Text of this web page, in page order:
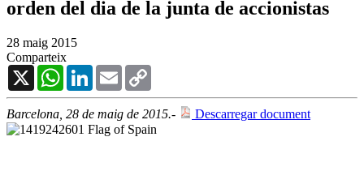
orden del dia de la junta de accionistas
28 maig 2015
Comparteix
X
WhatsAppLinkedInEmail
Barcelona, 28 de maig de 2015.- Descarregar document